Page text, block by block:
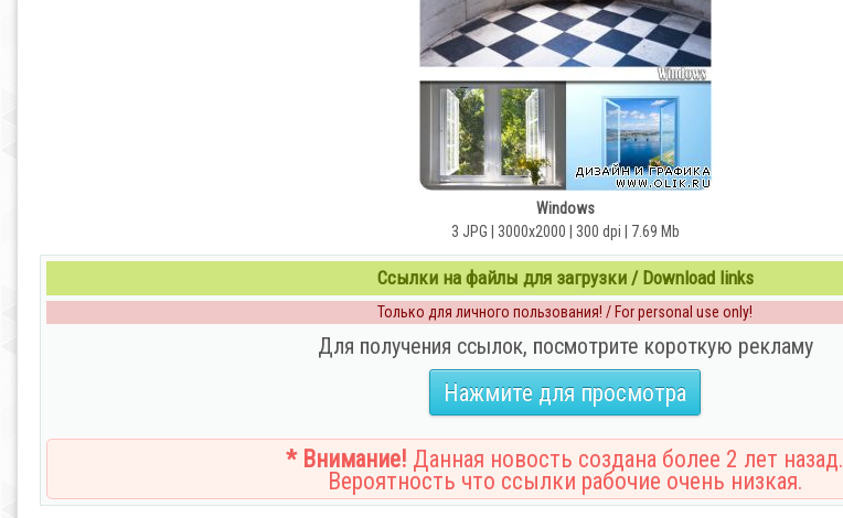
Windows
3 JPG | 3000x2000 | 300 dpi | 7.69 Mb
Ссылки на файлы для загрузки / Download links
Только для личного пользования! / For personal use only!
Для получения ссылок, посмотрите короткую рекламу
Нажмите для просмотра
* Внимание! Данная новость создана более 2 лет назад.
Вероятность что ссылки рабочие очень низкая.